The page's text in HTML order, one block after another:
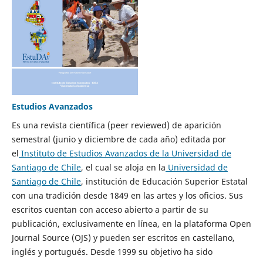
Estudios Avanzados
Es una revista científica (peer reviewed) de aparición
semestral (junio y diciembre de cada año) editada por
el Instituto de Estudios Avanzados de la Universidad de
Santiago de Chile, el cual se aloja en la Universidad de
Santiago de Chile, institución de Educación Superior Estatal
con una tradición desde 1849 en las artes y los oficios. Sus
escritos cuentan con acceso abierto a partir de su
publicación, exclusivamente en línea, en la plataforma Open
Journal Source (OJS) y pueden ser escritos en castellano,
inglés y portugués. Desde 1999 su objetivo ha sido